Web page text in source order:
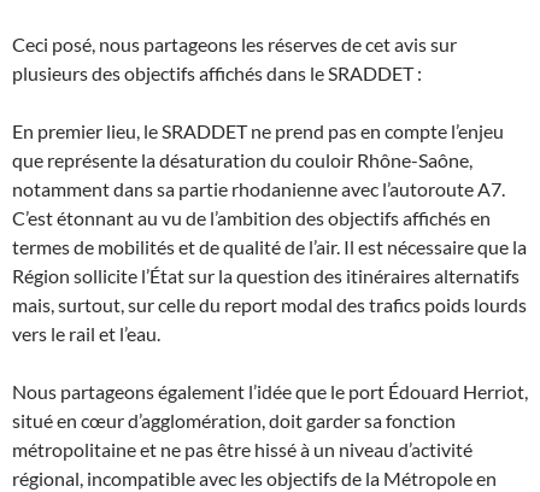
Ceci posé, nous partageons les réserves de cet avis sur
plusieurs des objectifs affichés dans le SRADDET :
En premier lieu, le SRADDET ne prend pas en compte l’enjeu
que représente la désaturation du couloir Rhône-Saône,
notamment dans sa partie rhodanienne avec l’autoroute A7.
C’est étonnant au vu de l’ambition des objectifs affichés en
termes de mobilités et de qualité de l’air. Il est nécessaire que la
Région sollicite l’État sur la question des itinéraires alternatifs
mais, surtout, sur celle du report modal des trafics poids lourds
vers le rail et l’eau.
Nous partageons également l’idée que le port Édouard Herriot,
situé en cœur d’agglomération, doit garder sa fonction
métropolitaine et ne pas être hissé à un niveau d’activité
régional, incompatible avec les objectifs de la Métropole en